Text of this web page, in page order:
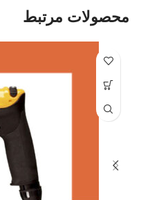
محصولات مرتبط